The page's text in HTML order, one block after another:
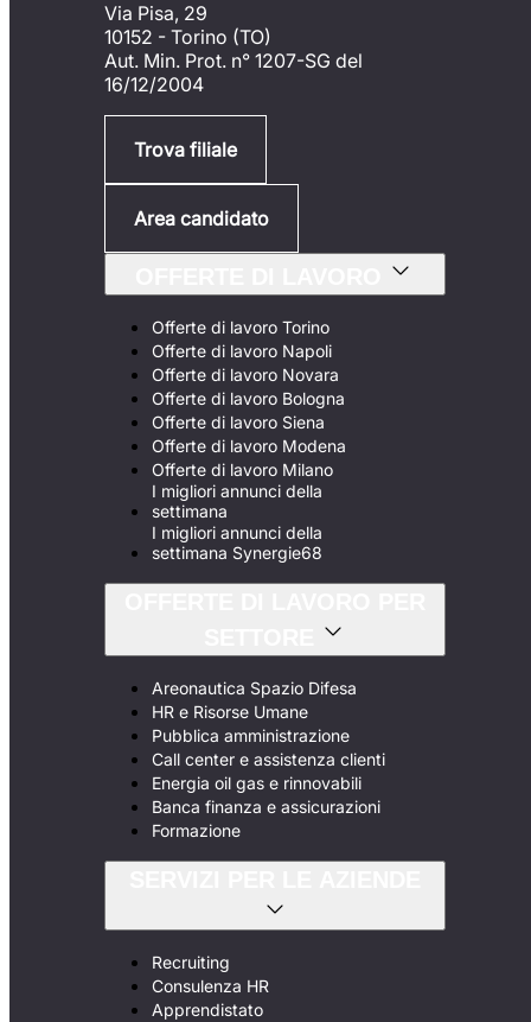
Via Pisa, 29
10152 - Torino (TO)
Aut. Min. Prot. n° 1207-SG del
16/12/2004
Trova filiale
Area candidato
Offerte di lavoro Torino
Offerte di lavoro Napoli
Offerte di lavoro Novara
Offerte di lavoro Bologna
Offerte di lavoro Siena
Offerte di lavoro Modena
Offerte di lavoro Milano
I migliori annunci della
settimana
I migliori annunci della
settimana Synergie68
Areonautica Spazio Difesa
HR e Risorse Umane
Pubblica amministrazione
Call center e assistenza clienti
Energia oil gas e rinnovabili
Banca finanza e assicurazioni
Formazione
Recruiting
Consulenza HR
Apprendistato